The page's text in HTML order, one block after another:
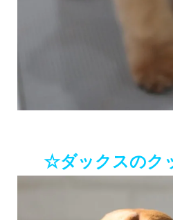
☆ダックスのク